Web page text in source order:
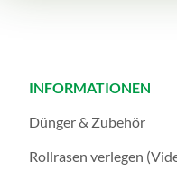
INFORMATIONEN
Dünger & Zubehör
Rollrasen verlegen